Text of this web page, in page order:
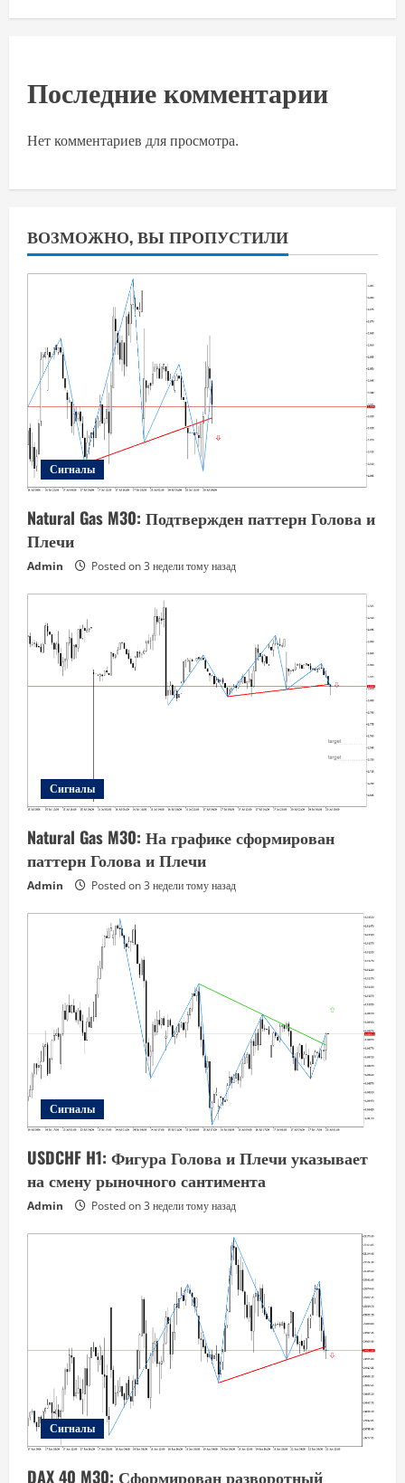
Последние комментарии
Нет комментариев для просмотра.
ВОЗМОЖНО, ВЫ ПРОПУСТИЛИ
Сигналы
Natural Gas M30: Подтвержден паттерн Голова и
Плечи
Admin Posted on 3 недели тому назад
Сигналы
Natural Gas M30: На графике сформирован
паттерн Голова и Плечи
Admin Posted on 3 недели тому назад
Сигналы
USDCHF H1: Фигура Голова и Плечи указывает
на смену рыночного сантимента
Admin Posted on 3 недели тому назад
Сигналы
DAX 40 M30: Сформирован разворотный